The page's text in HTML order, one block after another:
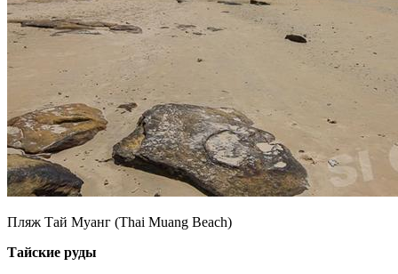
Пляж Тай Муанг (Thai Muang Beach)
Тайские руды